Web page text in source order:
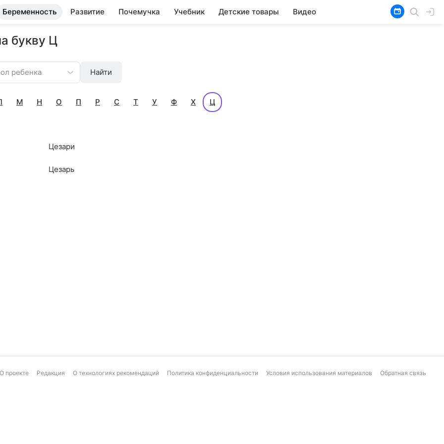
Беременность Развитие Почемучка Учебник Детские товары Видео
букву Ц
ребенка Найти
М Н О П Р С Т У Ф Х Ц
Цезари
Цезарь
О проекте Редакция О технологиях рекомендаций Политика конфиденциальности Условия использования материалов Обратная связь